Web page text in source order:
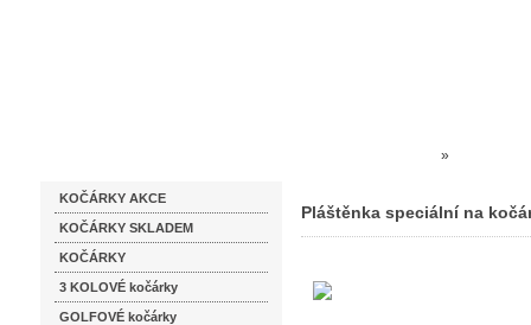
KOČÁRKY AKCE
KOČÁRKY SKLADEM
KOČÁRKY
3 KOLOVÉ kočárky
GOLFOVÉ kočárky
»
Pláštěnka speciální na
Pláštěnka speciální na